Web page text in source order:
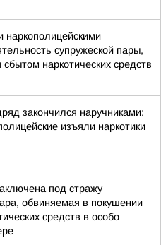
наркополицейскими
супружеской пары,
наркотических средств
закончился наручниками:
изъяли наркотики
под стражу
обвиняемая в покушении
средств в особо